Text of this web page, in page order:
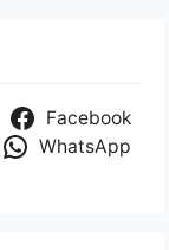
Facebook
WhatsApp